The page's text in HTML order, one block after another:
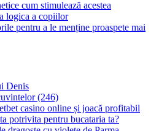
cum stimulează acestea
logica a copiilor
pentru a le menține proaspete mai
Denis
(246)
casino online și joacă profitabil
potrivita pentru bucataria ta?